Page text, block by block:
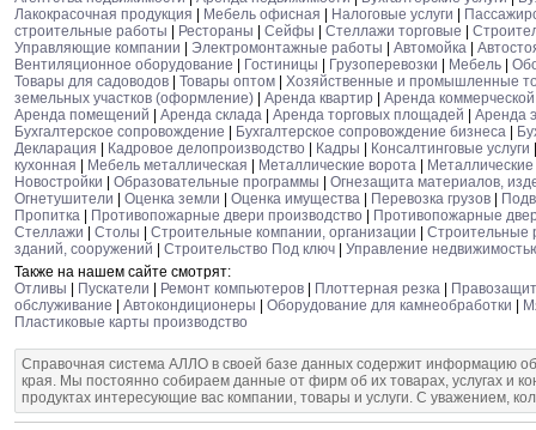
Лакокрасочная продукция
Мебель офисная Налоговые услуги
строительные работы
Рестораны Сейфы Стеллажи торговые
Управляющие компании
Электромонтажные работы Автомойка
Вентиляционное оборудование
Гостиницы Грузоперевозки Мебель
Товары для садоводов
Товары оптом
Хозяйственные и промышленные
земельных участков (оформление)
Аренда квартир
Аренда
Аренда помещений
Аренда склада Аренда торговых площадей
Аренда
Бухгалтерское сопровождение
Бухгалтерское сопровождение бизнеса
Декларация
Кадровое делопроизводство Кадры Консалтинговые услуги
кухонная
Мебель металлическая Металлические ворота
Новостройки
Образовательные программы
Огнезащита материалов,
Огнетушители
Оценка земли Оценка имущества Перевозка грузов
Пропитка
Противопожарные двери производство
Противопожарные
Стеллажи
Столы Строительные компании, организации
Строительные
зданий, сооружений
Строительство Под ключ
Управление
Также на нашем сайте смотрят:
Отливы
Пускатели Ремонт компьютеров Плоттерная резка
обслуживание
Автокондиционеры Оборудование для камнеобработки
Пластиковые карты производство
Справочная система АЛЛО в своей базе данных содержит информацию
края. Мы постоянно собираем данные от фирм об их товарах, услугах и
продуктах интересующие вас компании, товары и услуги. С уважением,